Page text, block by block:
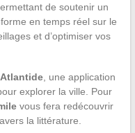
de soutenir un
en temps réel sur le
et d’optimiser vos
Atlantide, une application
explorer la ville. Pour
vous fera redécouvrir
la littérature.